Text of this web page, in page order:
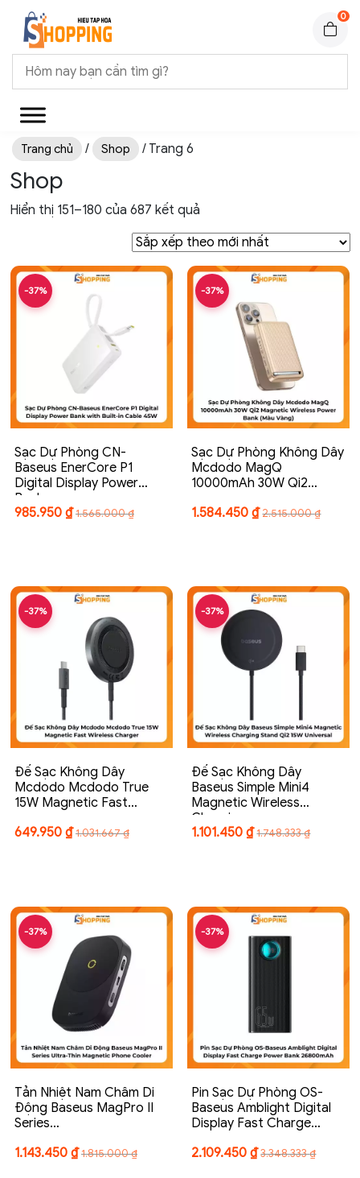
0
Trang chủ / Shop / Trang 6
Shop
Hiển thị 151–180 của 687 kết quả
-37%
Sạc Dự Phòng CN-
Baseus EnerCore P1
Digital Display Power
Bank…
985.950 ₫1.565.000₫
-37%
Sạc Dự Phòng Không Dây
Mcdodo MagQ
10000mAh 30W Qi2…
1.584.450₫2.515.000₫
-37%
Đế Sạc Không Dây
Mcdodo Mcdodo True
15W Magnetic Fast…
649.950 ₫1.031.667₫
-37%
Đế Sạc Không Dây
Baseus Simple Mini4
Magnetic Wireless
Charging…
1.101.450₫1.748.333₫
-37%
Tản Nhiệt Nam Châm Di
Động Baseus MagPro II
Series…
1.143.450 ₫1.815.000₫
-37%
Pin Sạc Dự Phòng OS-
Baseus Amblight Digital
Display Fast Charge…
2.109.450₫3.348.333₫